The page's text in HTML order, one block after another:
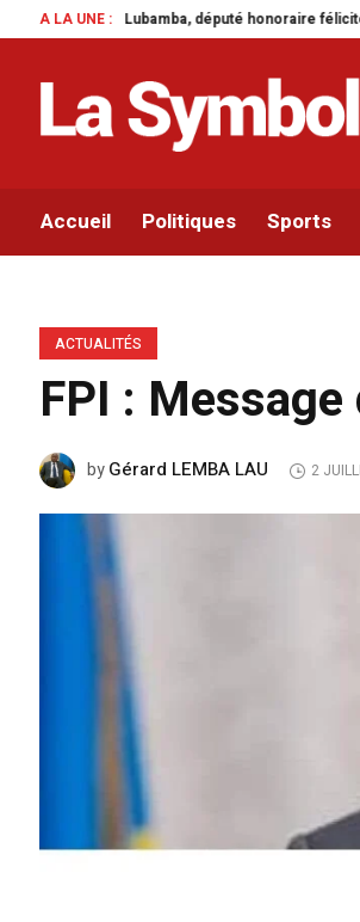
A LA UNE :
honoraire félicite Louis Watum pour sa mise
Accueil Politiques Sports
ACTUALITÉS
FPI : Message
byGérard LEMBA LAU 2